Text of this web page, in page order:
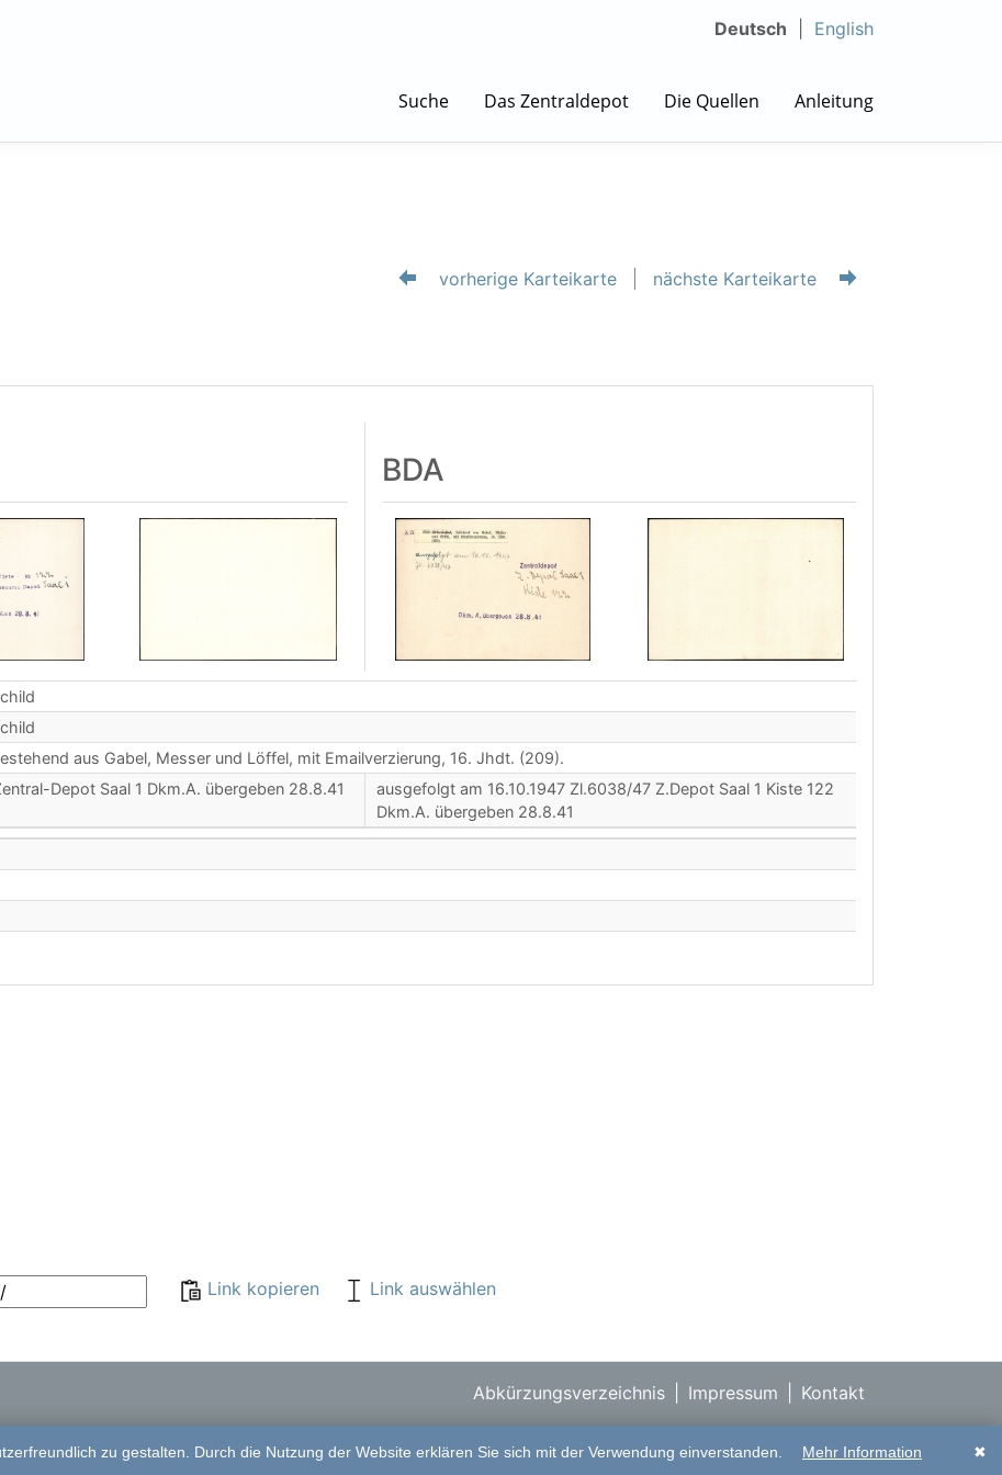
Deutsch English
Suche Das Zentraldepot Die Quellen Anleitung
vorherige Karteikarte nächste Karteikarte
BDA
aus Gabel, Messer und Löffel, mit Emailverzierung, 16. Jhdt. (209).
Depot Saal 1 Dkm.A. übergeben 28.8.41
ausgefolgt am 16.10.1947 Zl.6038/47 Z.Depot Saal 1 Kiste 122
Dkm.A. übergeben 28.8.41
Link kopieren Link auswählen
Abkürzungsverzeichnis Impressum Kontakt
✖
zu gestalten. Durch die Nutzung der Website erklären Sie sich mit der Verwendung einverstanden. Mehr Information